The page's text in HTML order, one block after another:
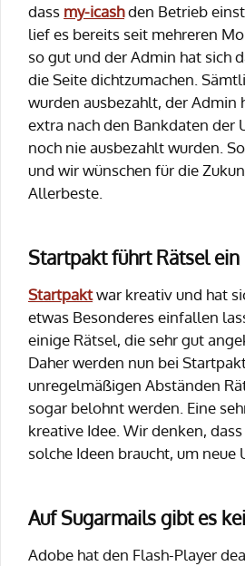
dass my-icashden Betrieb
lief es bereits seit mehreren
so gut und der Admin hat sich
die Seite dichtzumachen.
wurden ausbezahlt, der Admin
extra nach den Bankdaten der
noch nie ausbezahlt wurden.
und wir wünschen für die
Allerbeste.
Startpakt führt Rätsel ein
Startpaktwar kreativ und hat
etwas Besonderes einfallen
einige Rätsel, die sehr gut
Daher werden nun bei
unregelmäßigen Abständen
sogar belohnt werden. Eine
kreative Idee. Wir denken,
solche Ideen braucht, um neue
Auf Sugarmails gibt es
Adobe hat den Flash-Player